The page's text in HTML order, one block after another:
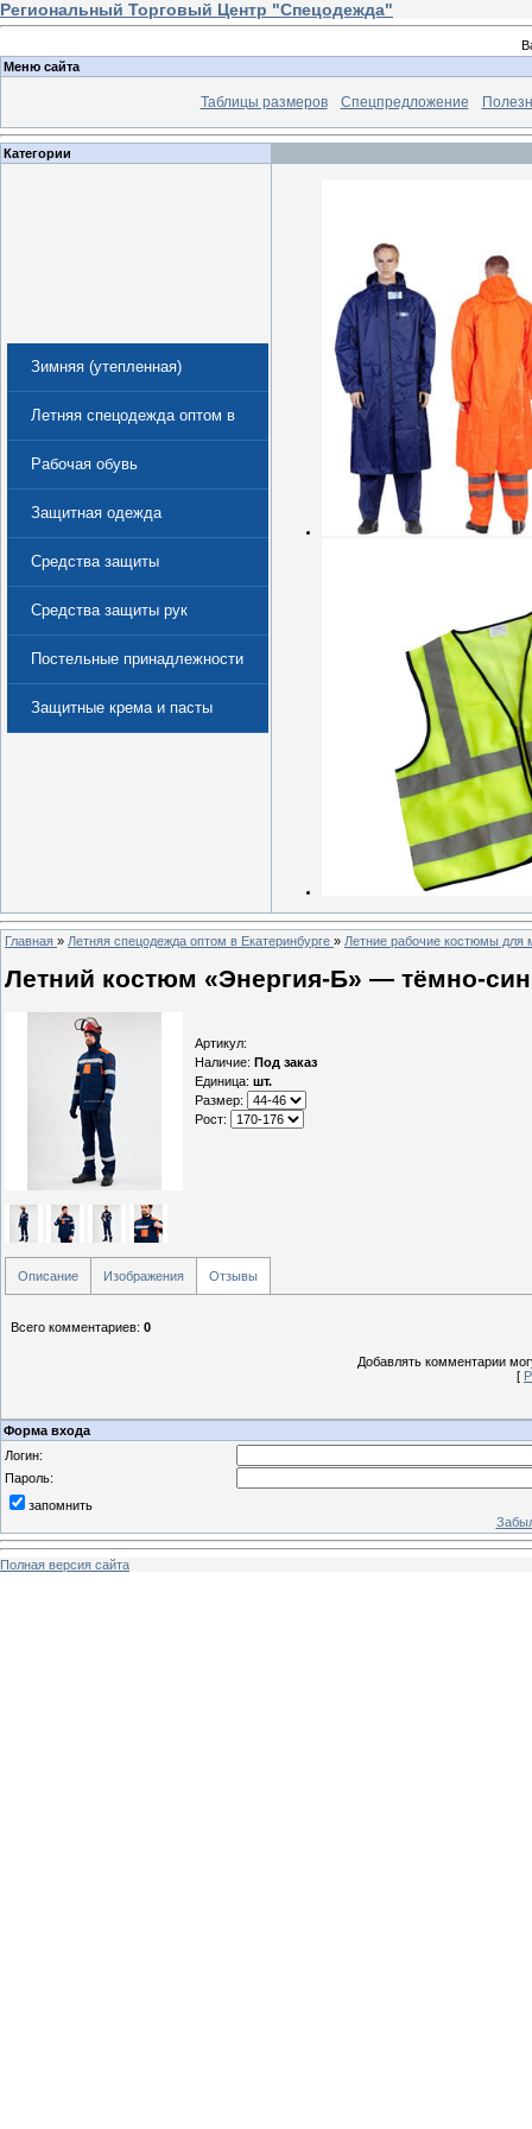
Региональный Торговый Центр "Спецодежда"
Меню сайта
Таблицы размеров Спецпредложение
Категории
Зимняя (утепленная)
спецодежда
Летняя спецодежда оптом в
Екатеринбурге
Рабочая обувь
Защитная одежда
Средства защиты
Средства защиты рук
Постельные принадлежности
Защитные крема и пасты
Главная » Летняя спецодежда оптом в Екатеринбурге » Летние рабочие костюмы для
Летний костюм «Энергия-Б» — тёмно-
Артикул:
Наличие: Под заказ
Единица: шт.
Размер:
Рост:
Описание Изображения Отзывы
Всего комментариев: 0
Добавлять комментарии
[
Форма входа
Логин:
Пароль:
запомнить
Полная версия сайта